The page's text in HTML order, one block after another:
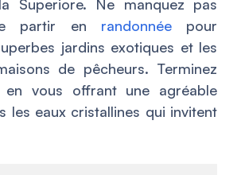
Superiore. Ne manquez pas
partir en randonnéepour
jardins exotiques et les
de pêcheurs. Terminez
vous offrant une agréable
les eaux cristallines qui invitent